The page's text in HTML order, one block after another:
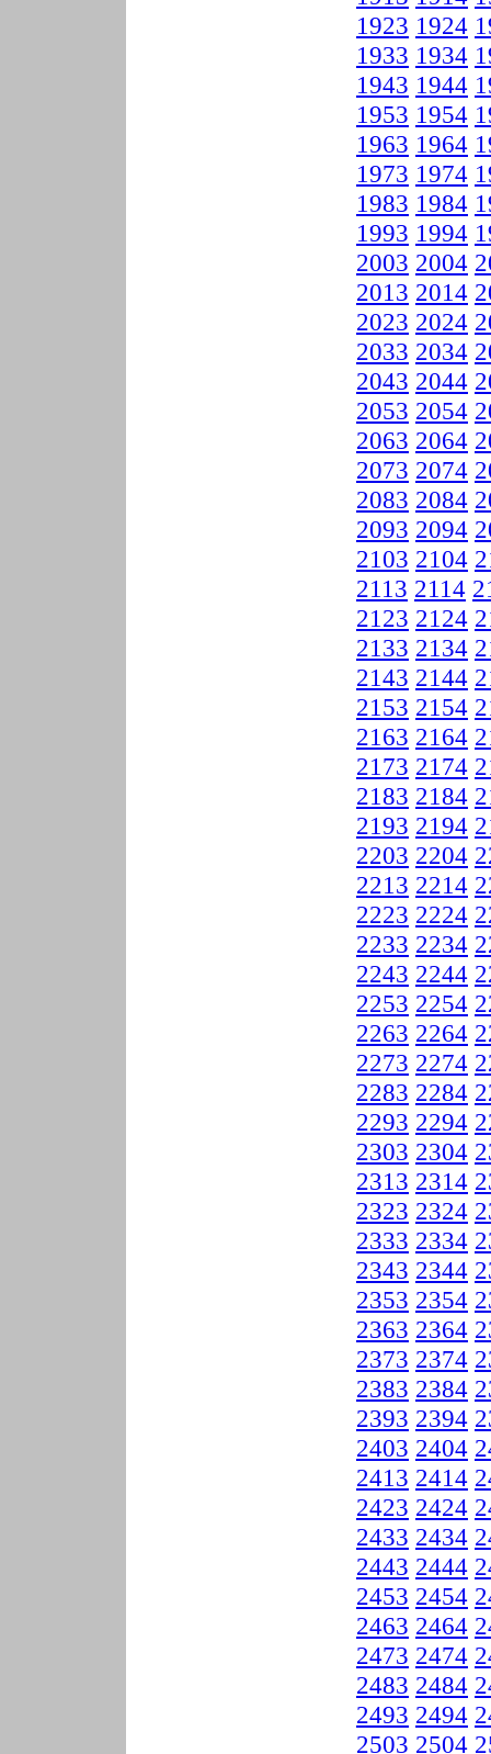
1923 1924
1933 1934
1943 1944
1953 1954
1963 1964
1973 1974
1983 1984
1993 1994
2003 2004
2013 2014
2023 2024
2033 2034
2043 2044
2053 2054
2063 2064
2073 2074
2083 2084
2093 2094
2103 2104
2113 2114
2123 2124
2133 2134
2143 2144
2153 2154
2163 2164
2173 2174
2183 2184
2193 2194
2203 2204
2213 2214
2223 2224
2233 2234
2243 2244
2253 2254
2263 2264
2273 2274
2283 2284
2293 2294
2303 2304
2313 2314
2323 2324
2333 2334
2343 2344
2353 2354
2363 2364
2373 2374
2383 2384
2393 2394
2403 2404
2413 2414
2423 2424
2433 2434
2443 2444
2453 2454
2463 2464
2473 2474
2483 2484
2493 2494
2503 2504